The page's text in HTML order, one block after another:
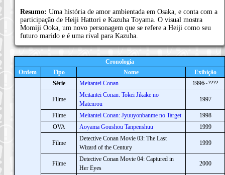
Resumo: Uma história de amor ambientada em Osaka, e conta com a
participação de Heiji Hattori e Kazuha Toyama. O visual mostra
Momiji Ooka, um novo personagem que se refere a Heiji como seu
futuro marido e é uma rival para Kazuha.
Cronologia
Ordem
Tipo Nome
Exibição
Série
Meitantei Conan 1996~????
Filme
Meitantei Conan: Tokei Jikake no
Matenrou
1997
Filme Meitantei Conan: Jyuuyonbanme no Target
1998
OVA
Aoyama Goushou Tanpenshuu 1999
Filme
Detective Conan Movie 03: The Last
Wizard of the Century
1999
Filme
Detective Conan Movie 04: Captured in
Her Eyes
2000